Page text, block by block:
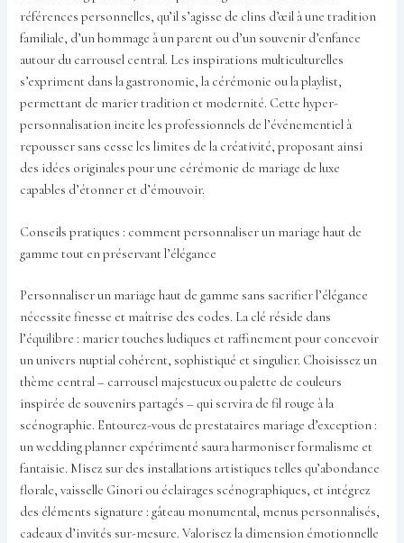
références personnelles, qu’il s’agisse de clins d’œil à une tradition
familiale, d’un hommage à un parent ou d’un souvenir d’enfance
autour du carrousel central. Les inspirations multiculturelles
s’expriment dans la gastronomie, la cérémonie ou la playlist,
permettant de marier tradition et modernité. Cette hyper-
personnalisation incite les professionnels de l’événementiel à
repousser sans cesse les limites de la créativité, proposant ainsi
des idées originales pour une cérémonie de mariage de luxe
capables d’étonner et d’émouvoir.
Conseils pratiques : comment personnaliser un mariage haut de
gamme tout en préservant l’élégance
Personnaliser un mariage haut de gamme sans sacrifier l’élégance
nécessite finesse et maîtrise des codes. La clé réside dans
l’équilibre : marier touches ludiques et raffinement pour concevoir
un univers nuptial cohérent, sophistiqué et singulier. Choisissez un
thème central – carrousel majestueux ou palette de couleurs
inspirée de souvenirs partagés – qui servira de fil rouge à la
scénographie. Entourez-vous de prestataires mariage d’exception :
un wedding planner expérimenté saura harmoniser formalisme et
fantaisie. Misez sur des installations artistiques telles qu’abondance
florale, vaisselle Ginori ou éclairages scénographiques, et intégrez
des éléments signature : gâteau monumental, menus personnalisés,
cadeaux d’invités sur-mesure. Valorisez la dimension émotionnelle